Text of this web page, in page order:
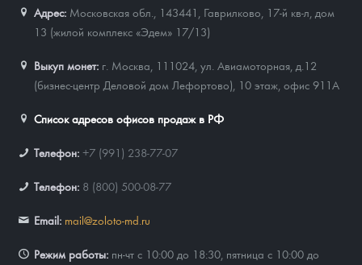
Русская нумизматика
Золотая карманная галерея
Наборы подарочных и коллекционных монет
Монеты и жетоны из недрагоценных металлов
Книги по нумизматике
Адрес: Московская обл., 143441
Гаврилково, 17-й кв-л, дом
13 (жилой комплекс «Эдем» 17/13)
Выкуп монет: г. Москва, 111024, ул. Авиамоторная, д.12
(бизнес-центр Деловой дом Лефортово), 10 этаж, офис 911А
Список адресов офисов продаж в РФ
Телефон: +7 (991) 238-77-07
Телефон: 8 (800) 500-08-77
Email: mail@zoloto-md.ru
Режим работы: пн-чт с 10:00 до 18:30, пятница с 10:00 до